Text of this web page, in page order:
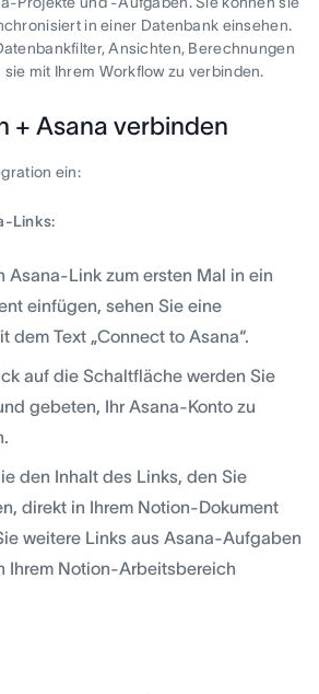
in einer Datenbank einsehen.
Ansichten, Berechnungen
mit Ihrem Workflow zu verbinden.
+ Asana verbinden
ein:
Links:
Asana-Link zum ersten Mal in ein
einfügen, sehen Sie eine
dem Text „Connect to Asana“.
auf die Schaltfläche werden Sie
gebeten, Ihr Asana-Konto zu
den Inhalt des Links, den Sie
direkt in Ihrem Notion-Dokument
weitere Links aus Asana-Aufgaben
Ihrem Notion-Arbeitsbereich